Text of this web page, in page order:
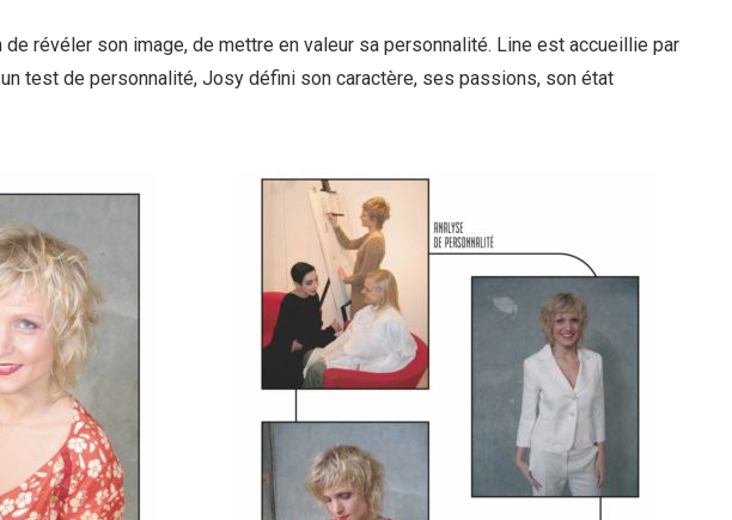
révéler son image, de mettre en valeur sa personnalité. Line est accueillie par
un test de personnalité, Josy défini son caractère, ses passions, son état